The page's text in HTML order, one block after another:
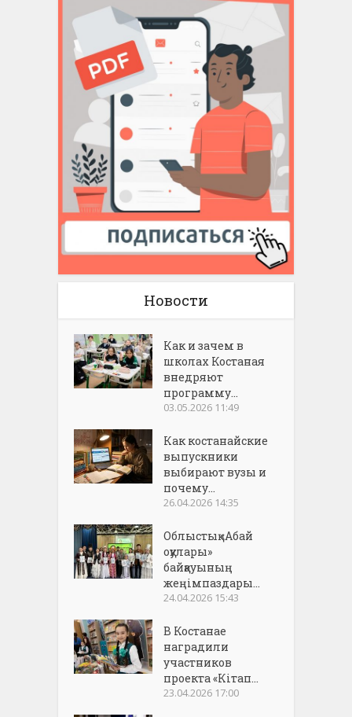
Новости
Как и зачем в
школах Костаная
внедряют
программу...
03.05.2026 11:49
Как костанайские
выпускники
выбирают вузы и
почему...
26.04.2026 14:35
Облыстық «Абай
оқулары»
байқауының
жеңімпаздары...
24.04.2026 15:43
В Костанае
наградили
участников
проекта «Кітап...
23.04.2026 17:00